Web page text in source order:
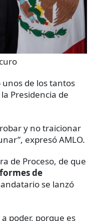
de los tantos
Presidencia de
y no traicionar
expresó AMLO.
de Proceso, de que
de
se lanzó
poder, porque es